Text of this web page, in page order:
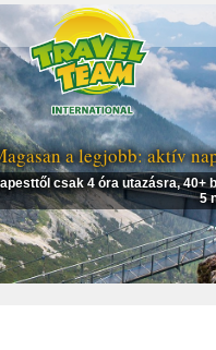
a legjobb: aktív
csak 4 óra utazásra, 40+
5